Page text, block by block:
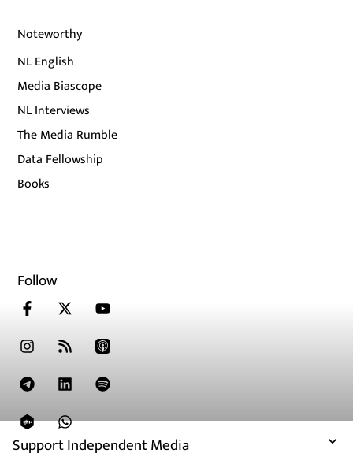
Support Independent Media
Noteworthy
NL English
Media Biascope
NL Interviews
The Media Rumble
Data Fellowship
Books
Follow